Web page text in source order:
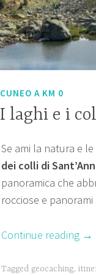
CUNEO A KM 0
I laghi e i
Se ami la natura e
dei colli di
panoramica che
rocciose e
Continue reading “I
e
→
Tagged geocaching,